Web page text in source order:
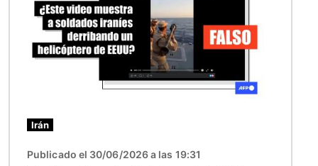
Irán
Publicado el 30/06/2026 a las 19:31